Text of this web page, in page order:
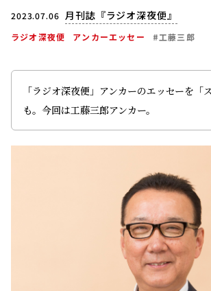
2023.07.06 月刊誌『ラジオ深夜便』
ラジオ深夜便 アンカーエッセー #工藤三郎
「ラジオ深夜便」アンカーのエッセーを「
も。今回は工藤三郎アンカー。